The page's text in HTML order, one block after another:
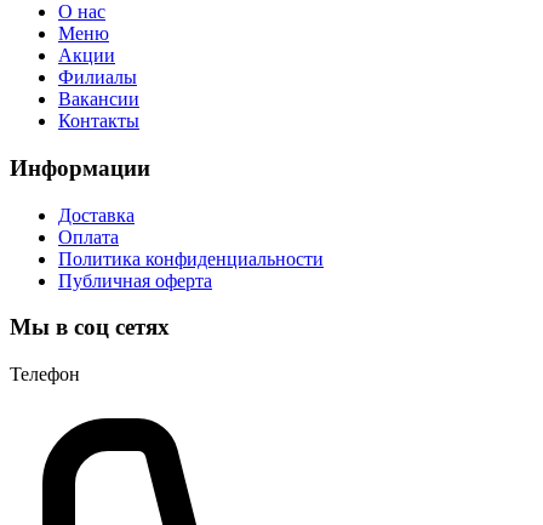
О нас
Меню
Акции
Филиалы
Вакансии
Контакты
Информации
Доставка
Оплата
Политика конфиденциальности
Публичная оферта
Мы в соц сетях
Телефон